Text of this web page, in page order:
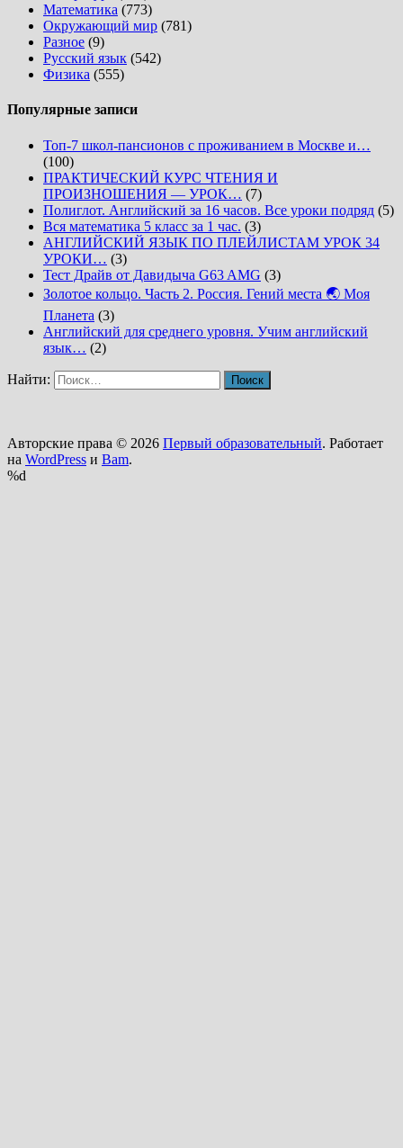
Математика (773)
Окружающий мир (781)
Разное (9)
Русский язык (542)
Физика (555)
Популярные записи
Топ-7 школ-пансионов с проживанием в Москве и…
(100)
ПРАКТИЧЕСКИЙ КУРС ЧТЕНИЯ И
ПРОИЗНОШЕНИЯ — УРОК… (7)
Полиглот. Английский за 16 часов. Все уроки подряд (5)
Вся математика 5 класс за 1 час. (3)
АНГЛИЙСКИЙ ЯЗЫК ПО ПЛЕЙЛИСТАМ УРОК 34
УРОКИ… (3)
Тест Драйв от Давидыча G63 AMG (3)
Золотое кольцо. Часть 2. Россия. Гений места 🌏 Моя
Планета (3)
Английский для среднего уровня. Учим английский
язык… (2)
Найти:
Авторские права © 2026 Первый образовательный. Работает
на WordPress и Bam.
%d